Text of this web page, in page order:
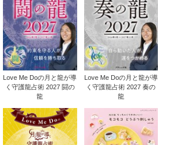
Love Me Doの月と龍が導
く守護龍占術 2027 闘の
龍
Love Me Doの月と龍が導
く守護龍占術 2027 奏の
龍